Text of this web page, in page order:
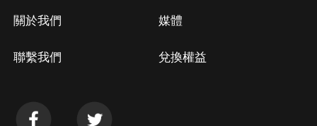
關於我們
聯繫我們
媒體
兌換權益